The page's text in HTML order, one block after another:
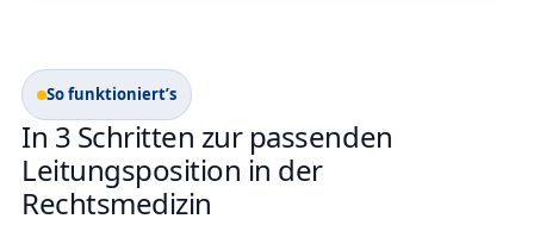
So funktioniert’s
In 3 Schritten zur passenden
Leitungsposition in der
Rechtsmedizin